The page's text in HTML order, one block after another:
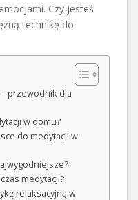
Czy jesteś
technikę do
przewodnik dla
w domu?
do medytacji w
medytacji?
relaksacyjną w